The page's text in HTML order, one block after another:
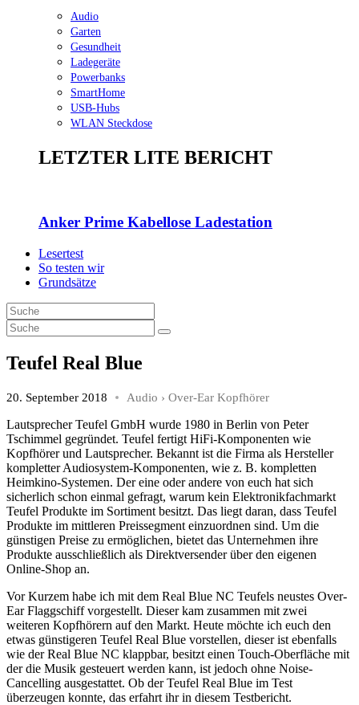
Audio
Garten
Gesundheit
Ladegeräte
Powerbanks
SmartHome
USB-Hubs
WLAN Steckdose
LETZTER LITE BERICHT
Anker Prime Kabellose Ladestation
Lesertest
So testen wir
Grundsätze
Teufel Real Blue
20. September 2018 Audio › Over-Ear Kopfhörer
Lautsprecher Teufel GmbH wurde 1980 in Berlin von Peter
Tschimmel gegründet. Teufel fertigt HiFi-Komponenten wie
Kopfhörer und Lautsprecher. Bekannt ist die Firma als Hersteller
kompletter Audiosystem-Komponenten, wie z. B. kompletten
Heimkino-Systemen. Der eine oder andere von euch hat sich
sicherlich schon einmal gefragt, warum kein Elektronikfachmarkt
Teufel Produkte im Sortiment besitzt. Das liegt daran, dass Teufel
Produkte im mittleren Preissegment einzuordnen sind. Um die
günstigen Preise zu ermöglichen, bietet das Unternehmen ihre
Produkte ausschließlich als Direktversender über den eigenen
Online-Shop an.
Vor Kurzem habe ich mit dem Real Blue NC Teufels neustes Over-
Ear Flaggschiff vorgestellt. Dieser kam zusammen mit zwei
weiteren Kopfhörern auf den Markt. Heute möchte ich euch den
etwas günstigeren Teufel Real Blue vorstellen, dieser ist ebenfalls
wie der Real Blue NC klappbar, besitzt einen Touch-Oberfläche mit
der die Musik gesteuert werden kann, ist jedoch ohne Noise-
Cancelling ausgestattet. Ob der Teufel Real Blue im Test
überzeugen konnte, das erfahrt ihr in diesem Testbericht.